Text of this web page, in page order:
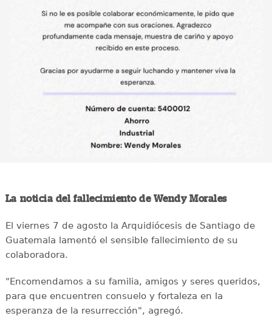
La noticia del fallecimiento de Wendy Morales
El viernes 7 de agosto la Arquidiócesis de Santiago de
Guatemala lamentó el sensible fallecimiento de su
colaboradora.
"Encomendamos a su familia, amigos y seres queridos,
para que encuentren consuelo y fortaleza en la
esperanza de la resurrección", agregó.